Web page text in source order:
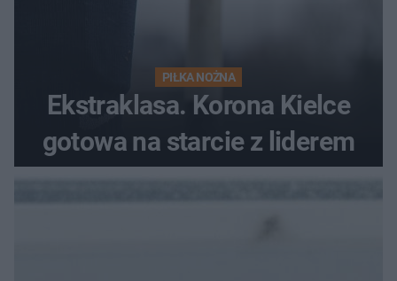
PIŁKA NOŻNA
Ekstraklasa. Korona Kielce
gotowa na starcie z liderem